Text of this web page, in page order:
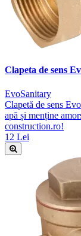
Clapeta de sens
EvoSanitary
Clapetă de sens
apă și menține
construction.ro!
12 Lei